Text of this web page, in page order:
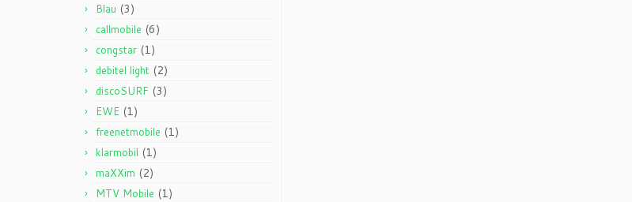
Blau (3)
callmobile (6)
congstar (1)
debitel light (2)
discoSURF (3)
EWE (1)
freenetmobile (1)
klarmobil (1)
maXXim (2)
MTV Mobile (1)